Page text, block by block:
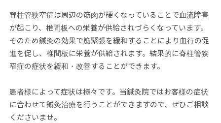
脊柱管狭窄症は周辺の筋肉が硬くなっていることで血流障害
が起こり、椎間板への栄養が供給されづらくなっています。
そのため鍼灸の効果で筋緊張を緩和することにより血行の促
進を促し、椎間板に栄養が供給されます。結果的に脊柱管狭
窄症の症状を緩和・改善することができます。
患者様によって症状は様々です。当鍼灸院ではお客様の症状
に合わせて鍼灸治療を行うことができますので、ぜひご相談
くださいませ。